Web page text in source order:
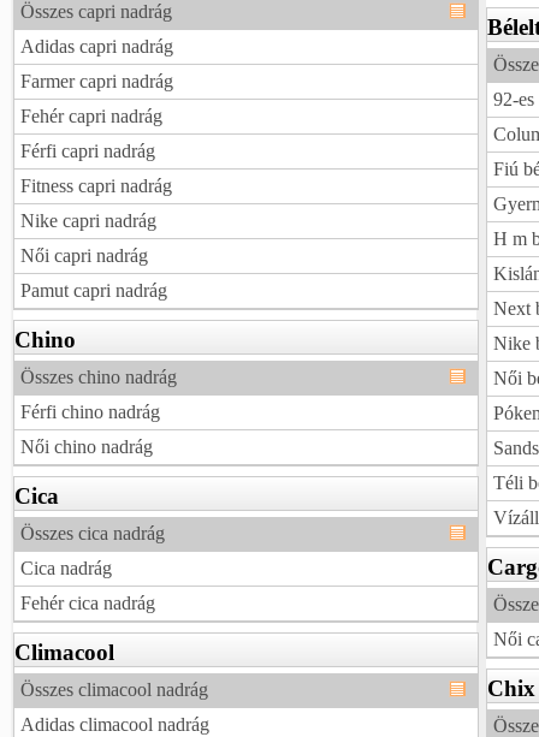
Összes capri nadrág
Adidas capri nadrág
Farmer capri nadrág
Fehér capri nadrág
Férfi capri nadrág
Fitness capri nadrág
Nike capri nadrág
Női capri nadrág
Pamut capri nadrág
Chino
Összes chino nadrág
Férfi chino nadrág
Női chino nadrág
Cica
Összes cica nadrág
Cica nadrág
Fehér cica nadrág
Climacool
Összes climacool nadrág
Adidas climacool nadrág
92-
Fiú
H m
Next
Nike
Női
Téli
Női
Chix